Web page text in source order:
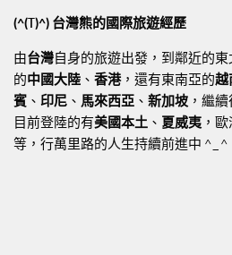
(^(T)^) 台灣熊的國際旅遊經歷
由台灣自身的旅遊出發，到鄰近的東
的中國大陸 、 香港，還有東南亞的越
賓 、 印尼 、 馬來西亞 、 新加坡 ，繼
目前登陸的有美國本土 、 夏威夷 ，
等，行萬里路的人生持續前進中 ^_^